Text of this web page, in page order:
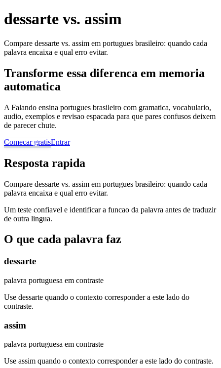
dessarte vs. assim
Compare dessarte vs. assim em portugues brasileiro: quando cada
palavra encaixa e qual erro evitar.
Transforme essa diferenca em memoria
automatica
A Falando ensina portugues brasileiro com gramatica, vocabulario,
audio, exemplos e revisao espacada para que pares confusos deixem
de parecer chute.
Comecar gratisEntrar
Resposta rapida
Compare dessarte vs. assim em portugues brasileiro: quando cada
palavra encaixa e qual erro evitar.
Um teste confiavel e identificar a funcao da palavra antes de traduzir
de outra lingua.
O que cada palavra faz
dessarte
palavra portuguesa em contraste
Use dessarte quando o contexto corresponder a este lado do
contraste.
assim
palavra portuguesa em contraste
Use assim quando o contexto corresponder a este lado do contraste.